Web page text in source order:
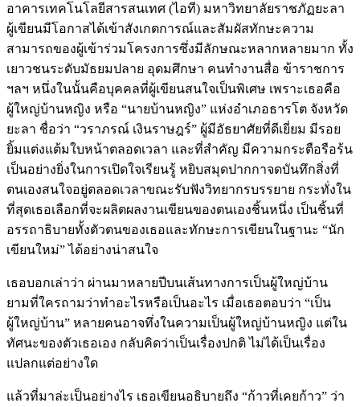
อาคารเทคโนโลยีสารสนเทศ (ไอที) มหาวิทยาลัยราชภัฏยะลา
ผู้เขียนมีโอกาสได้เข้าสังเกตการณ์และสัมผัสทักษะความ
สามารถของผู้เข้าร่วมโครงการซึ่งมีลักษณะหลากหลายมาก ทั้ง
เยาวชนระดับมัธยมปลาย อุดมศึกษา คนทำงานสื่อ ข้าราชการ
ฯลฯ หนึ่งในนั้นคือบุคคลที่ผู้เขียนสนใจเป็นพิเศษ เพราะเธอคือ
ผู้ใหญ่บ้านหญิง หรือ “นายบ้านหญิง” แห่งอำเภอธารโต จังหวัด
ยะลา ชื่อว่า “วราภรณ์ เงินราษฎร์” ผู้มีอัธยาศัยที่ดีเยี่ยม มีรอย
ยิ้มแต่งแต้มใบหน้าตลอดเวลา และที่สำคัญ มีความกระตือรือร้น
เป็นอย่างยิ่งในการเปิดใจเรียนรู้ หยิบสมุดปากกาจดบันทึกสิ่งที่
ตนเองสนใจอยู่ตลอดเวลาขณะรับฟังวิทยากรบรรยาย กระทั่งใน
ที่สุดเธอเลือกที่จะผลิตผลงานเขียนของตนเองชิ้นหนึ่ง เป็นชิ้นที่
อรรถาธิบายทั้งตัวตนของเธอและทักษะการเขียนในฐานะ “นัก
เขียนใหม่” ได้อย่างน่าสนใจ
เธอบอกเล่าว่า ผ่านมาหลายปีบนเส้นทางการเป็นผู้ใหญ่บ้าน
ยามที่ใครถามว่าทำอะไรหรือเป็นอะไร เมื่อเธอตอบว่า “เป็น
ผู้ใหญ่บ้าน” หลายคนอาจทึ่งในความเป็นผู้ใหญ่บ้านหญิง แต่ใน
ทัศนะของตัวเธอเอง กลับคิดว่าเป็นเรื่องปกติ ไม่ได้เป็นเรื่อง
แปลกแต่อย่างใด
แล้วที่มาล่ะเป็นอย่างไร เธอเขียนอธิบายถึง “ก้าวที่เคยก้าว” ว่า